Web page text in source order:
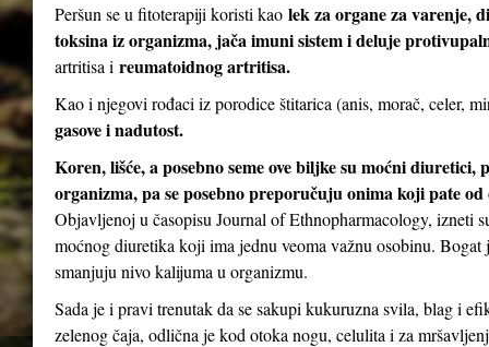
Peršun se u fitoterapiji koristi kao lek za organe za varenje,
toksina iz organizma, jača imuni sistem i deluje
artritisa i reumatoidnog artritisa.
Kao i njegovi rođaci iz porodice štitarica (anis, morač, celer,
gasove i nadutost.
Koren, lišće, a posebno seme ove biljke su moćni diuretici,
organizma, pa se posebno preporučuju onima koji pate
Objavljenoj u časopisu Journal of Ethnopharmacology, izneti
moćnog diuretika koji ima jednu veoma važnu osobinu.
smanjuju nivo kalijuma u ​​organizmu.
Sada je i pravi trenutak da se sakupi kukuruzna svila, blag i
zelenog čaja, odlična je kod otoka nogu, celulita i za